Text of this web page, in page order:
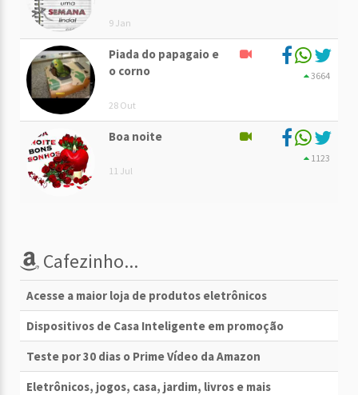
9 Jan
Piada do papagaio e
o corno
28 Out
3664
Boa noite
11 Jul
1123
Cafezinho...
Acesse a maior loja de produtos eletrônicos
Dispositivos de Casa Inteligente em promoção
Teste por 30 dias o Prime Vídeo da Amazon
Eletrônicos, jogos, casa, jardim, livros e mais